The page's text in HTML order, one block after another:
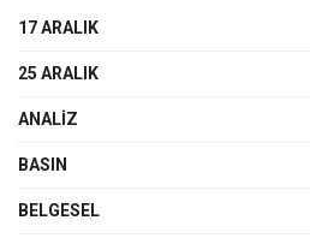
17 ARALIK
25 ARALIK
ANALIZ
BASIN
BELGESEL